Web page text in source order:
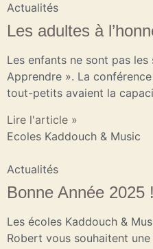
Actualités
Les adultes à
Les enfants ne sont pas
Apprendre ». La
tout-petits avaient la
Lire l'article »
Ecoles Kaddouch & Music
Actualités
Bonne Année 2025 !
Les écoles Kaddouch &
Robert vous souhaitent